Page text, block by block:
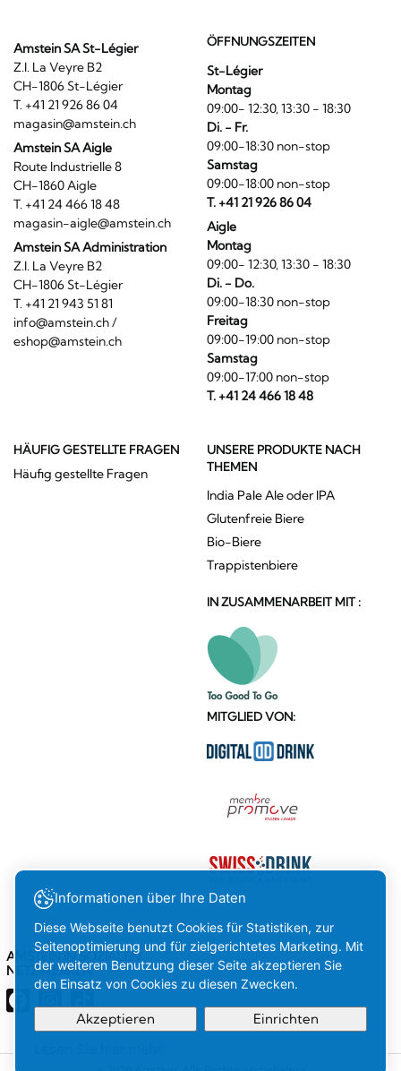
Amstein SA St-Légier
Z.I. La Veyre B2
CH-1806 St-Légier
T. +41 21 926 86 04
magasin@amstein.ch
Amstein SA Aigle
Route Industrielle 8
CH-1860 Aigle
T. +41 24 466 18 48
magasin-aigle@amstein.ch
Amstein SA Administration
Z.I. La Veyre B2
CH-1806 St-Légier
T. +41 21 943 51 81
info@amstein.ch/
eshop@amstein.ch
ÖFFNUNGSZEITEN
St-Légier
Montag
09:00- 12:30, 13:30 - 18:30
Di. - Fr.
09:00-18:30 non-stop
Samstag
09:00-18:00 non-stop
T. +41 21 926 86 04
Aigle
Montag
09:00- 12:30, 13:30 - 18:30
Di. - Do.
09:00-18:30 non-stop
Freitag
09:00-19:00 non-stop
Samstag
09:00-17:00 non-stop
T. +41 24 466 18 48
HÄUFIG GESTELLTE FRAGEN
Häufig gestellte Fragen
UNSERE PRODUKTE NACH
THEMEN
India Pale Ale oder IPA
Glutenfreie Biere
Bio-Biere
Trappistenbiere
IN ZUSAMMENARBEIT MIT :
MITGLIED VON:
AMSTEIN IN SOZIALEN
NETZWERKEN
Informationen über Ihre Daten
Diese Webseite benutzt Cookies für Statistiken, zur
Seitenoptimierung und für zielgerichtetes Marketing. Mit
der weiteren Benutzung dieser Seite akzeptieren Sie
den Einsatz von Cookies zu diesen Zwecken.
Akzeptieren Einrichten